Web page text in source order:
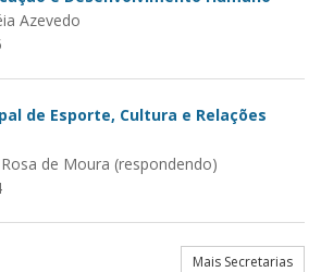
Azevedo
de Esporte, Cultura e Relações
de Moura (respondendo)
Mais Secretarias